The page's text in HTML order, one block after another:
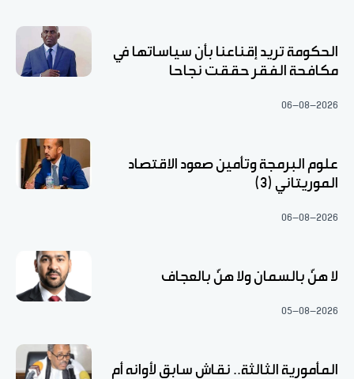
الحكومة تريد إقناعنا بأن سياساتها في
مكافحة الفقر حققت نجاحا
06-08-2026
علوم البرمجة وتأمين صعود الاقتصاد
الموريتاني (3)
06-08-2026
لا هنّ بالسمان ولا هنّ بالعجاف
05-08-2026
المأمورية الثالثة.. نقاش سابق لأوانه أم